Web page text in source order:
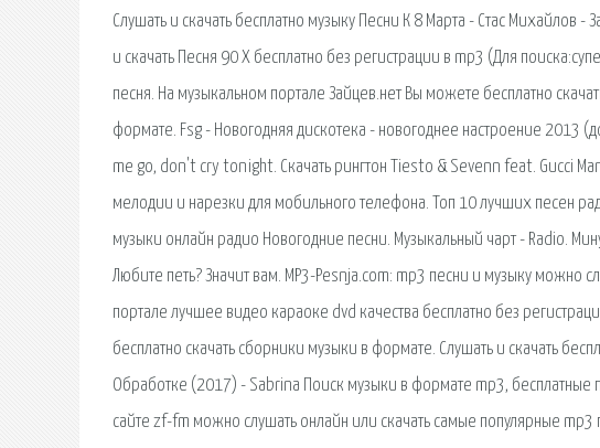
Слушать и скачать бесплатно музыку Песни К 8 Марта - Стас Михайлов
и скачать Песня 90 Х бесплатно без регистрации в mp3 (Для
песня. На музыкальном портале Зайцев.нет Вы можете бесплатно
формате. Fsg - Новогодняя дискотека - новогоднее настроение
me go, don't cry tonight. Скачать рингтон Tiesto & Sevenn feat. Gucci
мелодии и нарезки для мобильного телефона. Топ 10 лучших песен
музыки онлайн радио Новогодние песни. Музыкальный чарт - Radio.
Любите петь? Значит вам. MP3-Pesnja.com: mp3 песни и музыку можно
портале лучшее видео караоке dvd качества бесплатно без
бесплатно скачать сборники музыки в формате. Слушать и скачать
Обработке (2017) - Sabrina Поиск музыки в формате mp3, бесплатные
сайте zf-fm можно слушать онлайн или скачать самые популярные mp3